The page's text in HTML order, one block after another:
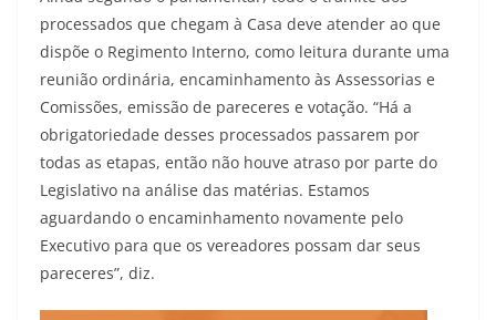
processados que chegam à Casa deve atender ao que
dispõe o Regimento Interno, como leitura durante uma
reunião ordinária, encaminhamento às Assessorias e
Comissões, emissão de pareceres e votação. “Há a
obrigatoriedade desses processados passarem por
todas as etapas, então não houve atraso por parte do
Legislativo na análise das matérias. Estamos
aguardando o encaminhamento novamente pelo
Executivo para que os vereadores possam dar seus
pareceres”, diz.